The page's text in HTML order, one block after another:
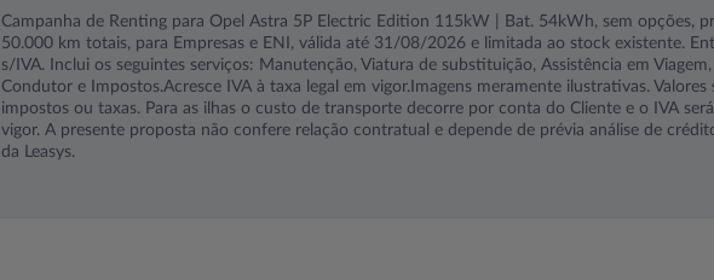
Campanha de Renting para Opel Astra 5P Electric Edition 115kW | Bat. 54kWh, sem opções,
50.000 km totais, para Empresas e ENI, válida até 31/08/2026 e limitada ao stock existente.
s/IVA. Inclui os seguintes serviços: Manutenção, Viatura de substituição, Assistência em
Condutor e Impostos.Acresce IVA à taxa legal em vigor.Imagens meramente ilustrativas. Valores
impostos ou taxas. Para as ilhas o custo de transporte decorre por conta do Cliente e o IVA
vigor. A presente proposta não confere relação contratual e depende de prévia análise de
da Leasys.